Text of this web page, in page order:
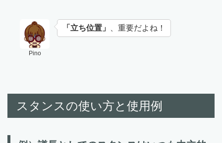
Pino
「立ち位置」 、重要だよね！
スタンスの使い方と使用例